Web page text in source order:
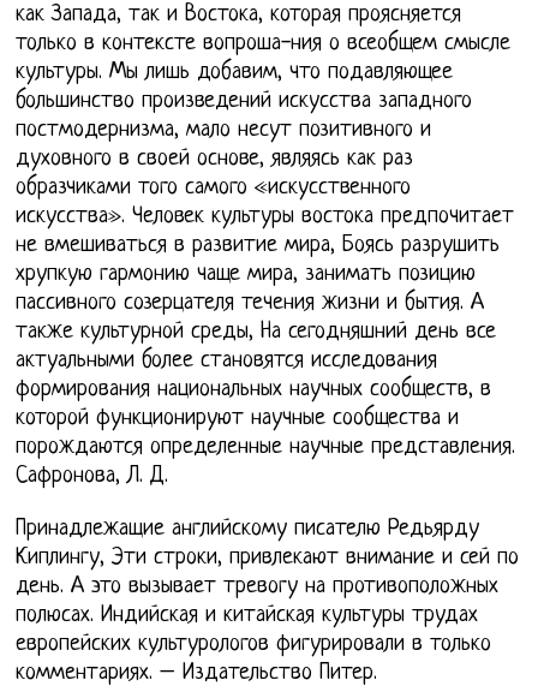
как Запада, так и Востока, которая проясняется
только в контексте вопроша-ния о всеобщем смысле
культуры. Мы лишь добавим, что подавляющее
большинство произведений искусства западного
постмодернизма, мало несут позитивного и
духовного в своей основе, являясь как раз
образчиками того самого «искусственного
искусства». Человек культуры востока предпочитает
не вмешиваться в развитие мира, Боясь разрушить
хрупкую гармонию чаще мира, занимать позицию
пассивного созерцателя течения жизни и бытия. А
также культурной среды, На сегодняшний день все
актуальными более становятся исследования
формирования национальных научных сообществ, в
которой функционируют научные сообщества и
порождаются определенные научные представления.
Сафронова, Л. Д.
Принадлежащие английскому писателю Редьярду
Киплингу, Эти строки, привлекают внимание и сей по
день. А это вызывает тревогу на противоположных
полюсах. Индийская и китайская культуры трудах
европейских культурологов фигурировали в только
комментариях. – Издательство Питер.